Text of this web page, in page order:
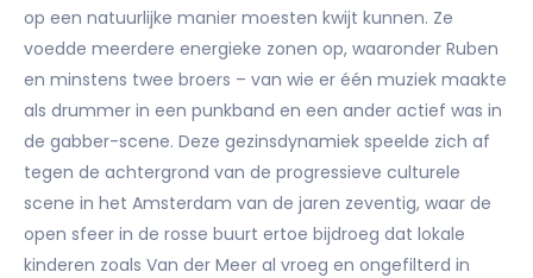
op een natuurlijke manier moesten kwijt kunnen. Ze
voedde meerdere energieke zonen op, waaronder Ruben
en minstens twee broers – van wie er één muziek maakte
als drummer in een punkband en een ander actief was in
de gabber-scene. Deze gezinsdynamiek speelde zich af
tegen de achtergrond van de progressieve culturele
scene in het Amsterdam van de jaren zeventig, waar de
open sfeer in de rosse buurt ertoe bijdroeg dat lokale
kinderen zoals Van der Meer al vroeg en ongefilterd in